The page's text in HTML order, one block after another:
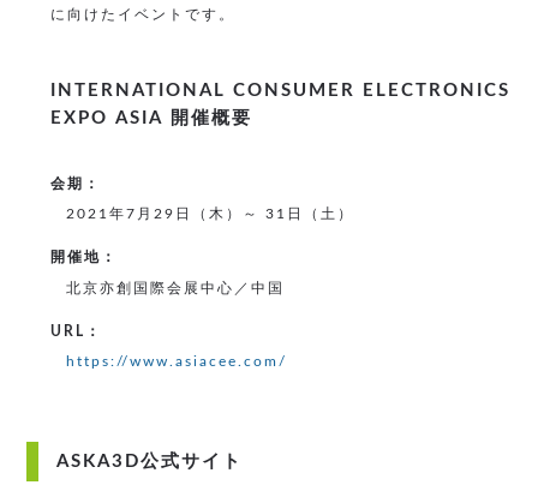
に向けたイベントです。
INTERNATIONAL CONSUMER ELECTRONICS
EXPO ASIA 開催概要
会期：
2021年7月29日（木）～ 31日（土）
開催地：
北京亦創国際会展中心／中国
URL：
https://www.asiacee.com/
ASKA3D公式サイト